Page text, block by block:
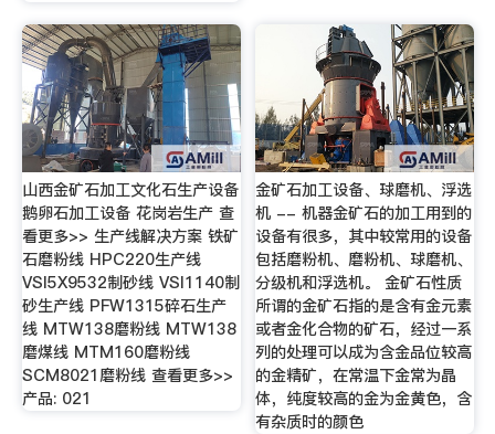
山西金矿石加工文化石生产设备
鹅卵石加工设备 花岗岩生产 查
看更多>> 生产线解决方案 铁矿
石磨粉线 HPC220生产线
VSI5X9532制砂线 VSI1140制
砂生产线 PFW1315碎石生产
线 MTW138磨粉线 MTW138
磨煤线 MTM160磨粉线
SCM8021磨粉线 查看更多>>
产品: 021
金矿石加工设备、球磨机、浮选
机 -- 机器金矿石的加工用到的
设备有很多，其中较常用的设备
包括磨粉机、磨粉机、球磨机、
分级机和浮选机。 金矿石性质
所谓的金矿石指的是含有金元素
或者金化合物的矿石，经过一系
列的处理可以成为含金品位较高
的金精矿，在常温下金常为晶
体，纯度较高的金为金黄色，含
有杂质时的颜色